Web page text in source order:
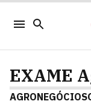
EXAME
AGRONEGÓCIO